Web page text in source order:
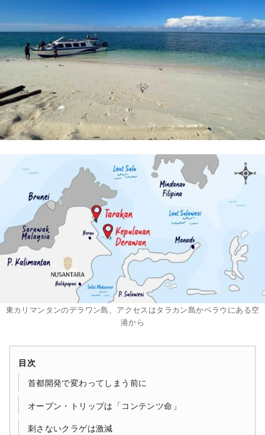
東カリマンタンのデラワン島、アクセスはタラカン島かベラウにある空
港から
目次
首都開発で変わってしまう前に
オープン・トリップは「コンテンツ命」
刺さないクラゲは激減